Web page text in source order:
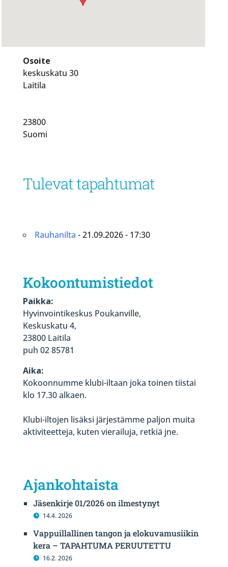
Osoite
keskuskatu 30
Laitila
23800
Suomi
Tulevat tapahtumat
Rauhanilta - 21.09.2026 - 17:30
Kokoontumistiedot
Paikka:
Hyvinvointikeskus Poukanville,
Keskuskatu 4,
23800 Laitila
puh 02 85781
Aika:
Kokoonnumme klubi-iltaan joka toinen tiistai
klo 17.30 alkaen.
Klubi-iltojen lisäksi järjestämme paljon muita
aktiviteetteja, kuten vierailuja, retkiä jne.
Ajankohtaista
Jäsenkirje 01/2026 on ilmestynyt
14.4. 2026
Vappuillallinen tangon ja elokuvamusiikin
kera – TAPAHTUMA PERUUTETTU
16.2. 2026